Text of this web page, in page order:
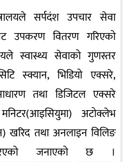
सर्पदंश उपचार सेवा
उपकरण वितरण गरिएको
स्वास्थ्य सेवाको गुणस्तर
स्क्यान, भिडियो एक्सरे,
तथा डिजिटल एक्सरे
अटोक्लेभ
खरिद तथा अनलाइन विलिङ
जनाएको छ ।